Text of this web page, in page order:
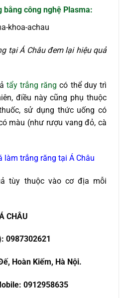
bằng công nghệ Plasma:
tại Á Châu đem lại hiệu quả
tẩy trắng răng có thể duy trì
điều này cũng phụ thuộc
sử dụng thức uống có
màu (như rượu vang đỏ, cà
làm trắng răng tại Á Châu
tùy thuộc vào cơ địa mỗi
CHÂU
0987302621
Hoàn Kiếm, Hà Nội.
0912958635